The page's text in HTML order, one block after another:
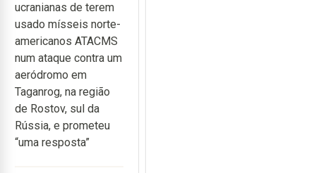
ucranianas de terem
usado mísseis norte-
americanos ATACMS
num ataque contra um
aeródromo em
Taganrog, na região
de Rostov, sul da
Rússia, e prometeu
“uma resposta”